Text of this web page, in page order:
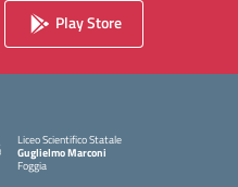
Play Store
Liceo Scientifico Statale
Guglielmo Marconi
Foggia
— Visita la pagina iniziale della scuola